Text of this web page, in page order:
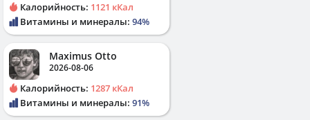
Калорийность: 1121 кКал
Витамины и минералы: 94%
Maximus Otto
2026-08-06
Калорийность: 1287 кКал
Витамины и минералы: 91%